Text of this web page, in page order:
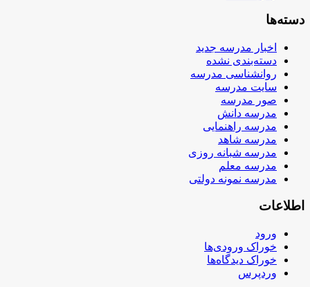
دسته‌ها
اخبار مدرسه جدید
دسته‌بندی نشده
روانشناسی مدرسه
سایت مدرسه
صور مدرسه
مدرسه دانش
مدرسه راهنمایی
مدرسه شاهد
مدرسه شبانه روزی
مدرسه معلم
مدرسه نمونه دولتی
اطلاعات
ورود
خوراک ورودی‌ها
خوراک دیدگاه‌ها
وردپرس